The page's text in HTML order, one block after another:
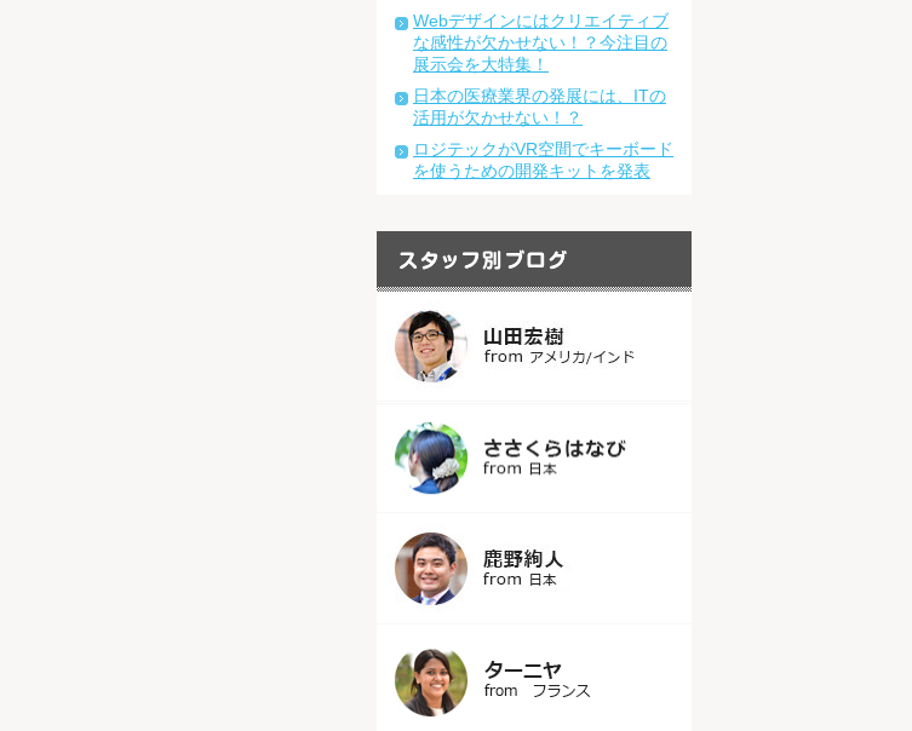
Webデザインにはクリエイティブ
な感性が欠かせない！？今注目の
展示会を大特集！
日本の医療業界の発展には、ITの
活用が欠かせない！？
ロジテックがVR空間でキーボード
を使うための開発キットを発表